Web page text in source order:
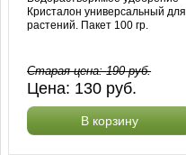
Кристалон универсальный для
растений. Пакет 100 гр.
Старая цена:190руб.
Цена: 130 руб.
В корзину